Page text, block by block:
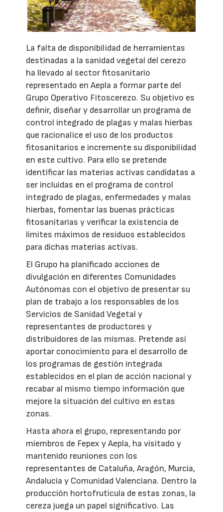
La falta de disponibilidad de herramientas
destinadas a la sanidad vegetal del cerezo
ha llevado al sector fitosanitario
representado en Aepla a formar parte del
Grupo Operativo Fitoscerezo. Su objetivo es
definir, diseñar y desarrollar un programa de
control integrado de plagas y malas hierbas
que racionalice el uso de los productos
fitosanitarios e incremente su disponibilidad
en este cultivo. Para ello se pretende
identificar las materias activas candidatas a
ser incluidas en el programa de control
integrado de plagas, enfermedades y malas
hierbas, fomentar las buenas prácticas
fitosanitarias y verificar la existencia de
límites máximos de residuos establecidos
para dichas materias activas.
El Grupo ha planificado acciones de
divulgación en diferentes Comunidades
Autónomas con el objetivo de presentar su
plan de trabajo a los responsables de los
Servicios de Sanidad Vegetal y
representantes de productores y
distribuidores de las mismas. Pretende así
aportar conocimiento para el desarrollo de
los programas de gestión integrada
establecidos en el plan de acción nacional y
recabar al mismo tiempo información que
mejore la situación del cultivo en estas
zonas.
Hasta ahora el grupo, representando por
miembros de Fepex y Aepla, ha visitado y
mantenido reuniones con los
representantes de Cataluña, Aragón, Murcia,
Andalucía y Comunidad Valenciana. Dentro la
producción hortofrutícula de estas zonas, la
cereza juega un papel significativo. Las